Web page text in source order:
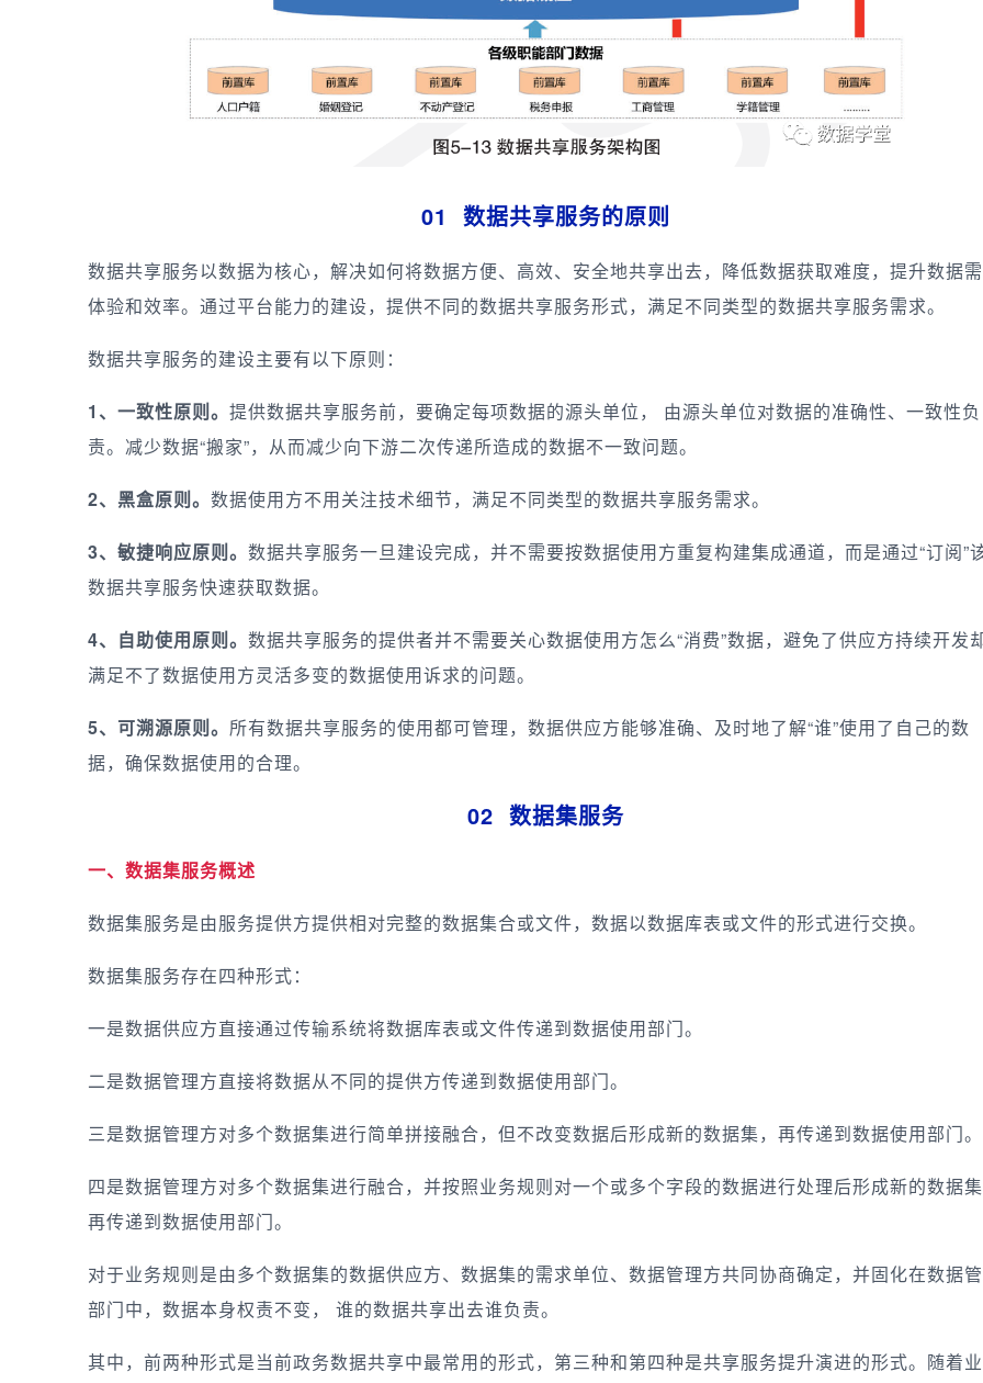
01 数据共享服务的原则
数据共享服务以数据为核心，解决如何将数据方便、高效、安全地共享出去，降低数据获取难度，提升数据
体验和效率。通过平台能力的建设，提供不同的数据共享服务形式，满足不同类型的数据共享服务需求。
数据共享服务的建设主要有以下原则：
1、一致性原则。 提供数据共享服务前，要确定每项数据的源头单位， 由源头单位对数据的准确性、一致性负
责。减少数据“搬家”，从而减少向下游二次传递所造成的数据不一致问题。
2、黑盒原则。 数据使用方不用关注技术细节，满足不同类型的数据共享服务需求。
3、敏捷响应原则。 数据共享服务一旦建设完成，并不需要按数据使用方重复构建集成通道，而是通过“订阅”
数据共享服务快速获取数据。
4、自助使用原则。 数据共享服务的提供者并不需要关心数据使用方怎么“消费”数据，避免了供应方持续开发
满足不了数据使用方灵活多变的数据使用诉求的问题。
5、可溯源原则。 所有数据共享服务的使用都可管理，数据供应方能够准确、及时地了解“谁”使用了自己的数
据，确保数据使用的合理。
02 数据集服务
一、数据集服务概述
数据集服务是由服务提供方提供相对完整的数据集合或文件，数据以数据库表或文件的形式进行交换。
数据集服务存在四种形式：
一是数据供应方直接通过传输系统将数据库表或文件传递到数据使用部门。
二是数据管理方直接将数据从不同的提供方传递到数据使用部门。
三是数据管理方对多个数据集进行简单拼接融合，但不改变数据后形成新的数据集，再传递到数据使用部门。
四是数据管理方对多个数据集进行融合，并按照业务规则对一个或多个字段的数据进行处理后形成新的数据集
再传递到数据使用部门。
对于业务规则是由多个数据集的数据供应方、数据集的需求单位、数据管理方共同协商确定，并固化在数据
部门中，数据本身权责不变， 谁的数据共享出去谁负责。
其中，前两种形式是当前政务数据共享中最常用的形式，第三种和第四种是共享服务提升演进的形式。随着